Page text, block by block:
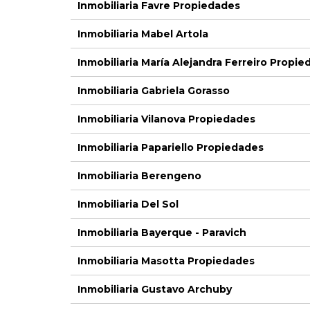
Inmobiliaria Favre Propiedades
Inmobiliaria Mabel Artola
Inmobiliaria María Alejandra Ferreiro
Inmobiliaria Gabriela Gorasso
Inmobiliaria Vilanova Propiedades
Inmobiliaria Papariello Propiedades
Inmobiliaria Berengeno
Inmobiliaria Del Sol
Inmobiliaria Bayerque - Paravich
Inmobiliaria Masotta Propiedades
Inmobiliaria Gustavo Archuby